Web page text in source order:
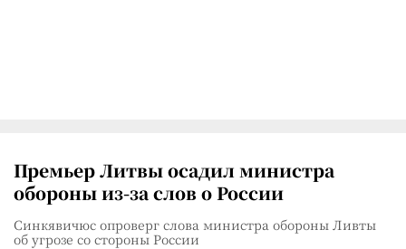
Премьер Литвы осадил министра
обороны из-за слов о России
Синкявичюс опроверг слова министра обороны Ливты
об угрозе со стороны России